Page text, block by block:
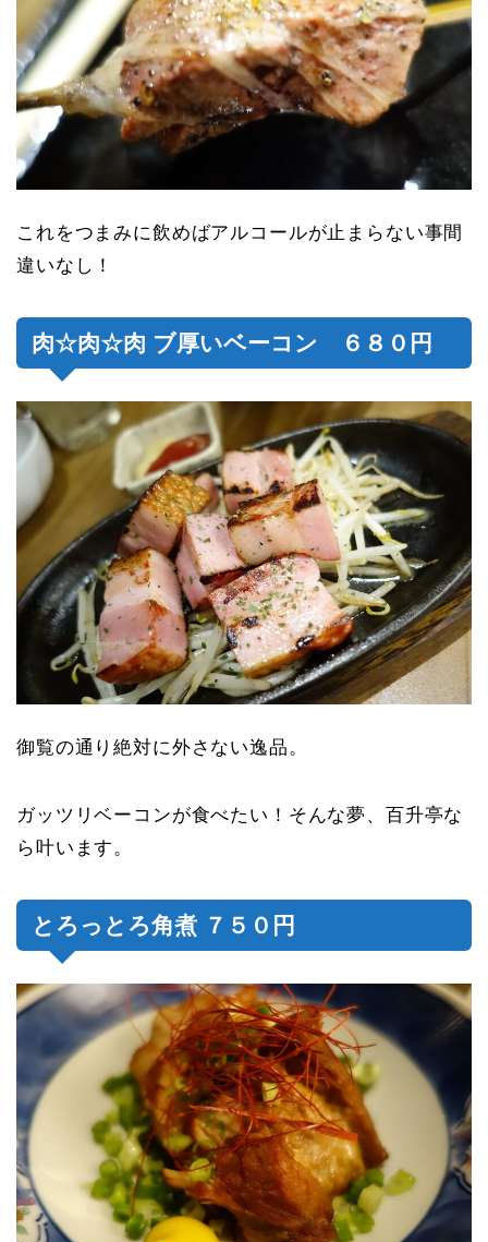
これをつまみに飲めばアルコールが止まらない事間
違いなし！
肉☆肉☆肉 ブ厚いベーコン ６８０円
御覧の通り絶対に外さない逸品。
ガッツリベーコンが食べたい！そんな夢、百升亭な
ら叶います。
とろっとろ角煮 ７５０円